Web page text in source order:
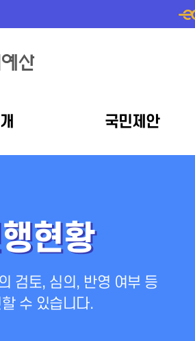
국민제안
현황
검토, 심의, 반영 여부 등
수 있습니다.